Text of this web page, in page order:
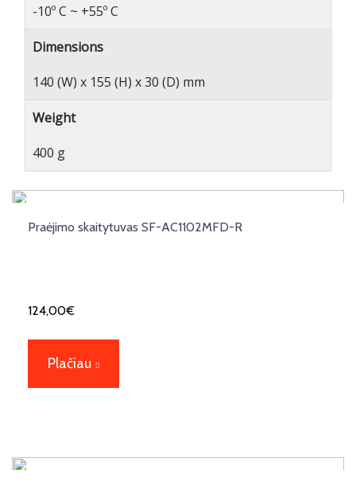
-10º C ~ +55º C
Dimensions
140 (W) x 155 (H) x 30 (D) mm
Weight
400 g
Praėjimo skaitytuvas SF-AC1102MFD-R
124,00€
Plačiau